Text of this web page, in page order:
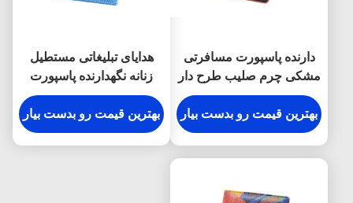
دارنده پاسپورت مسافرتی
مشکی چرم صلیب طرح دار
شخصی سازی شده
بهترین قیمت رو بدست بیار
هدایای تبلیغاتی مستطیل
زنانه نگهدارنده پاسپورت
چرم Pu بافت
بهترین قیمت رو بدست بیار